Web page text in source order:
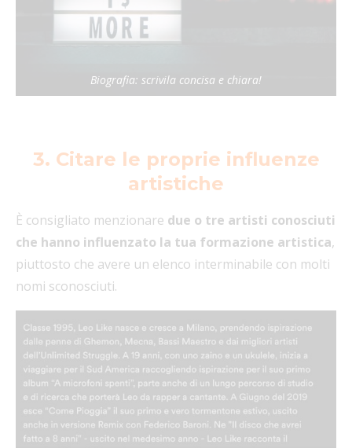
Biografia: scrivila concisa e chiara!
3. Citare le proprie influenze
artistiche
È consigliato menzionare due o tre artisti conosciuti
che hanno influenzato la tua formazione artistica,
piuttosto che avere un elenco interminabile con molti
nomi sconosciuti.